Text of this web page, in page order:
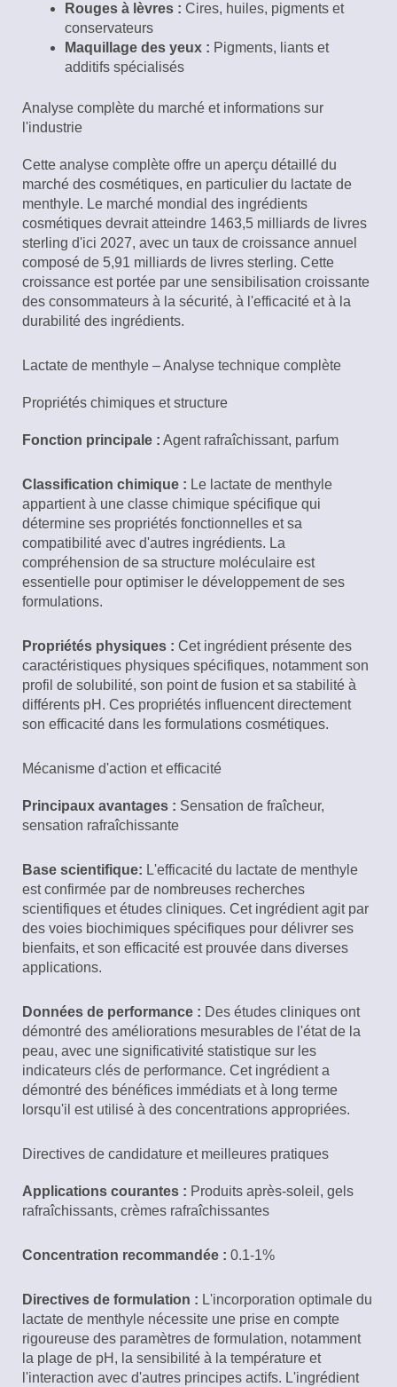
Rouges à lèvres : Cires, huiles, pigments et
conservateurs
Maquillage des yeux : Pigments, liants et
additifs spécialisés
Analyse complète du marché et informations sur
l'industrie
Cette analyse complète offre un aperçu détaillé du
marché des cosmétiques, en particulier du lactate de
menthyle. Le marché mondial des ingrédients
cosmétiques devrait atteindre 1463,5 milliards de livres
sterling d'ici 2027, avec un taux de croissance annuel
composé de 5,91 milliards de livres sterling. Cette
croissance est portée par une sensibilisation croissante
des consommateurs à la sécurité, à l'efficacité et à la
durabilité des ingrédients.
Lactate de menthyle – Analyse technique complète
Propriétés chimiques et structure
Fonction principale : Agent rafraîchissant, parfum
Classification chimique : Le lactate de menthyle
appartient à une classe chimique spécifique qui
détermine ses propriétés fonctionnelles et sa
compatibilité avec d'autres ingrédients. La
compréhension de sa structure moléculaire est
essentielle pour optimiser le développement de ses
formulations.
Propriétés physiques : Cet ingrédient présente des
caractéristiques physiques spécifiques, notamment son
profil de solubilité, son point de fusion et sa stabilité à
différents pH. Ces propriétés influencent directement
son efficacité dans les formulations cosmétiques.
Mécanisme d'action et efficacité
Principaux avantages : Sensation de fraîcheur,
sensation rafraîchissante
Base scientifique: L'efficacité du lactate de menthyle
est confirmée par de nombreuses recherches
scientifiques et études cliniques. Cet ingrédient agit par
des voies biochimiques spécifiques pour délivrer ses
bienfaits, et son efficacité est prouvée dans diverses
applications.
Données de performance : Des études cliniques ont
démontré des améliorations mesurables de l'état de la
peau, avec une significativité statistique sur les
indicateurs clés de performance. Cet ingrédient a
démontré des bénéfices immédiats et à long terme
lorsqu'il est utilisé à des concentrations appropriées.
Directives de candidature et meilleures pratiques
Applications courantes : Produits après-soleil, gels
rafraîchissants, crèmes rafraîchissantes
Concentration recommandée : 0.1-1%
Directives de formulation : L'incorporation optimale du
lactate de menthyle nécessite une prise en compte
rigoureuse des paramètres de formulation, notamment
la plage de pH, la sensibilité à la température et
l'interaction avec d'autres principes actifs. L'ingrédient